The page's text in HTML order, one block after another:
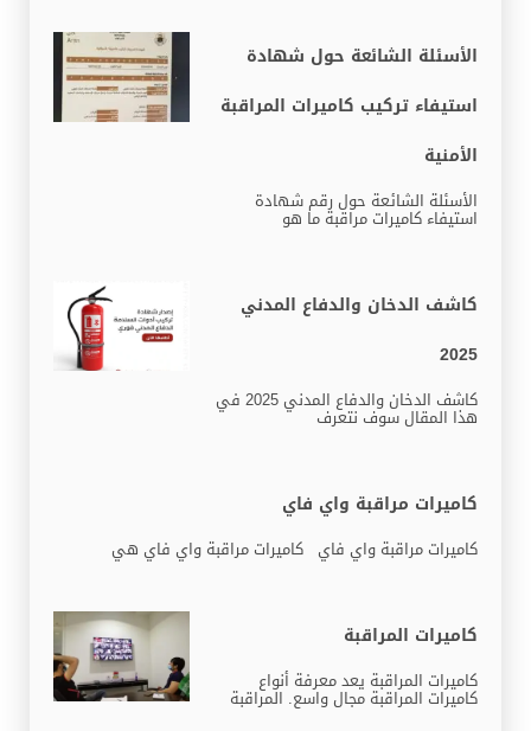
الأسئلة الشائعة حول شهادة
استيفاء تركيب كاميرات المراقبة
الأمنية
الأسئلة الشائعة حول رقم شهادة
استيفاء كاميرات مراقبة ما هو
كاشف الدخان والدفاع المدني
2025
كاشف الدخان والدفاع المدني 2025 في
هذا المقال سوف نتعرف
كاميرات مراقبة واي فاي
كاميرات مراقبة واي فاي كاميرات مراقبة واي فاي هي
كاميرات المراقبة
كاميرات المراقبة يعد معرفة أنواع
كاميرات المراقبة مجال واسع. المراقبة